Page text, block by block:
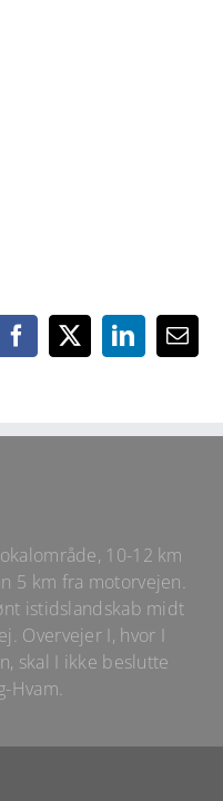
Facebook
X LinkedIn
E-
10-12 km
5 km fra motorvejen.
istidslandskab midt
Overvejer I, hvor I
skal I ikke beslutte
Hvam.